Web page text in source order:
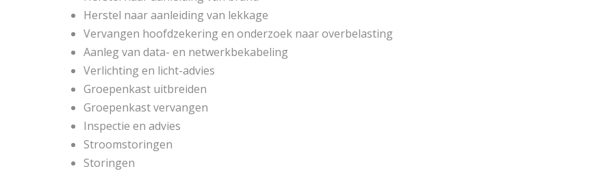
Herstel naar aanleiding van lekkage
Vervangen hoofdzekering en onderzoek naar overbelasting
Aanleg van data- en netwerkbekabeling
Verlichting en licht-advies
Groepenkast uitbreiden
Groepenkast vervangen
Inspectie en advies
Stroomstoringen
Storingen